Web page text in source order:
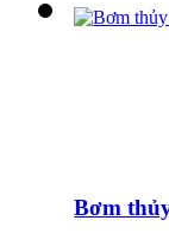
Bơm